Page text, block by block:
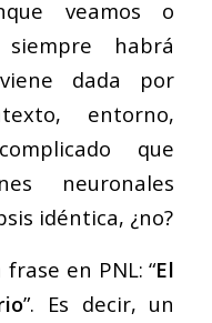
veamos o
habrá
dada por
entorno,
que
neuronales
idéntica, ¿no?
en PNL: “El
”. Es decir, un